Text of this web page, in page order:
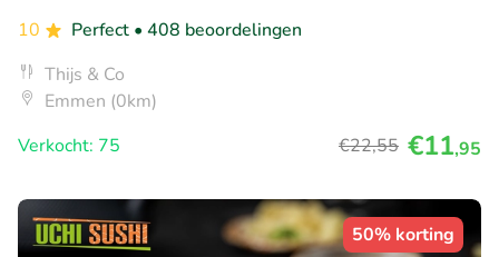
10
Perfect • 408 beoordelingen
Thijs & Co
Emmen (0km)
Verkocht: 75
€22,55 €11,95
50% korting